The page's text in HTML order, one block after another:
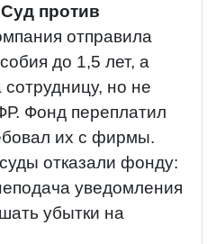
против
отправила
до 1,5 лет, а
но не
Фонд переплатил
их с фирмы.
отказали фонду:
уведомления
убытки на